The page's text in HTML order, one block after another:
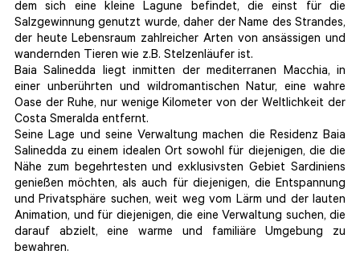
dem sich eine kleine Lagune befindet, die einst für die
Salzgewinnung genutzt wurde, daher der Name des Strandes,
der heute Lebensraum zahlreicher Arten von ansässigen und
wandernden Tieren wie z.B. Stelzenläufer ist.
Baia Salinedda liegt inmitten der mediterranen Macchia, in
einer unberührten und wildromantischen Natur, eine wahre
Oase der Ruhe, nur wenige Kilometer von der Weltlichkeit der
Costa Smeralda entfernt.
Seine Lage und seine Verwaltung machen die Residenz Baia
Salinedda zu einem idealen Ort sowohl für diejenigen, die die
Nähe zum begehrtesten und exklusivsten Gebiet Sardiniens
genießen möchten, als auch für diejenigen, die Entspannung
und Privatsphäre suchen, weit weg vom Lärm und der lauten
Animation, und für diejenigen, die eine Verwaltung suchen, die
darauf abzielt, eine warme und familiäre Umgebung zu
bewahren.